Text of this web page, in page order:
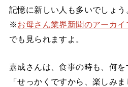
記憶に新しい人も多いでしょう
※お母さん業界新聞のアーカイ
でも見られますよ。
嘉成さんは、食事の時も、何を
「せっかくですから、楽しみ